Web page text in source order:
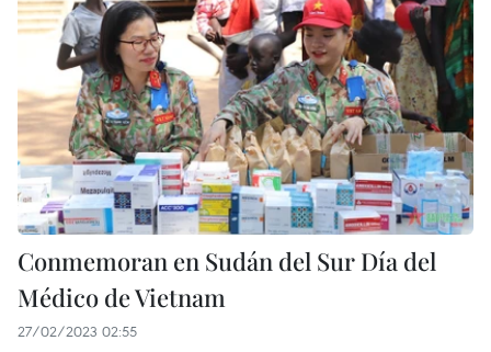
Conmemoran en Sudán del Sur Día del
Médico de Vietnam
27/02/2023 02:55